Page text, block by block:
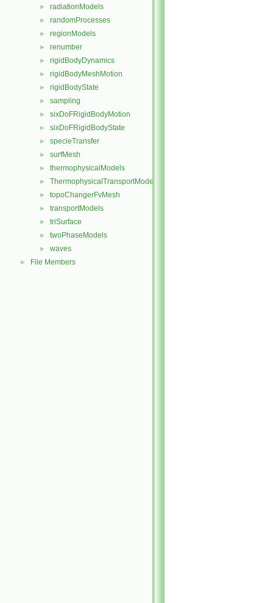
► radiationModels
► randomProcesses
► regionModels
► renumber
► rigidBodyDynamics
► rigidBodyMeshMotion
► rigidBodyState
► sampling
► sixDoFRigidBodyMotion
► sixDoFRigidBodyState
► specieTransfer
► surfMesh
► thermophysicalModels
► ThermophysicalTransportModels
► topoChangerFvMesh
► transportModels
► triSurface
► twoPhaseModels
► waves
► File Members